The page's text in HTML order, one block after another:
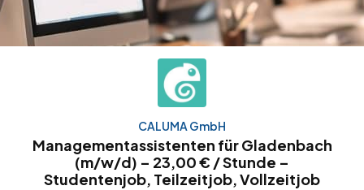
CALUMA GmbH
Managementassistenten für Gladenbach
(m/w/d) – 23,00 € / Stunde –
Studentenjob, Teilzeitjob, Vollzeitjob